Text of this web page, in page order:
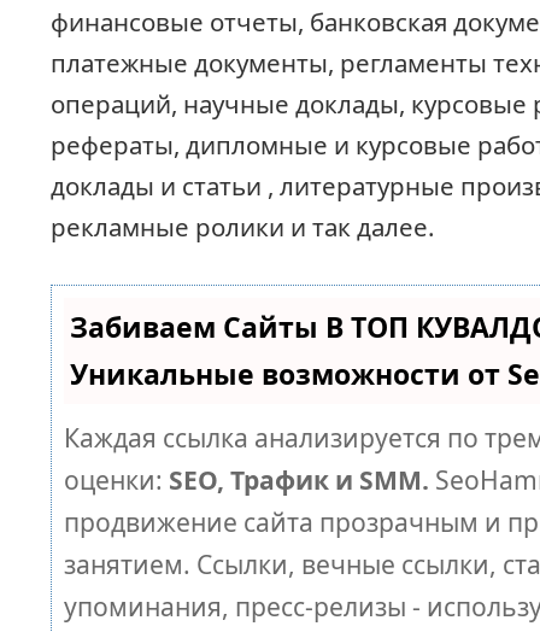
финансовые отчеты, банковская
платежные документы, регламенты
операций, научные доклады, курсовые
рефераты, дипломные и курсовые
доклады и статьи , литературные
рекламные ролики и так далее.
Забиваем Сайты В ТОП
Уникальные возможности от
Каждая ссылка анализируется по
оценки: SEO, Трафик и SMM.
продвижение сайта прозрачным и
занятием. Ссылки, вечные ссылки,
упоминания, пресс-релизы -